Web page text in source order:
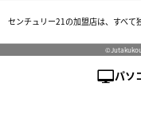
センチュリー21の加盟店は、すべて
パソ